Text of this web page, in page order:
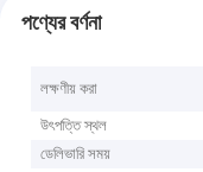
পণ্যের বর্ণনা
লক্ষণীয় করা
উৎপত্তি স্থল
ডেলিভারি সময়